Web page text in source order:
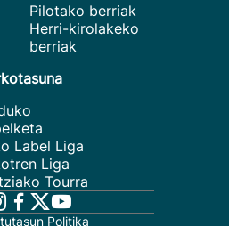
Pilotako berriak
Herri-kirolakeko
berriak
Label Liga
Liga
Tourra
Politika